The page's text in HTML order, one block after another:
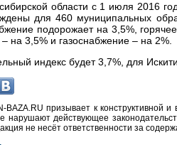
области с 1 июля 2016
для 460 муниципальных
подорожает на 3,5%,
на 3,5% и газоснабжение – на 2%.
индекс будет 3,7%, для
BAZA.RU призывает к конструктивной
нарушают действующее
не несёт ответственности за